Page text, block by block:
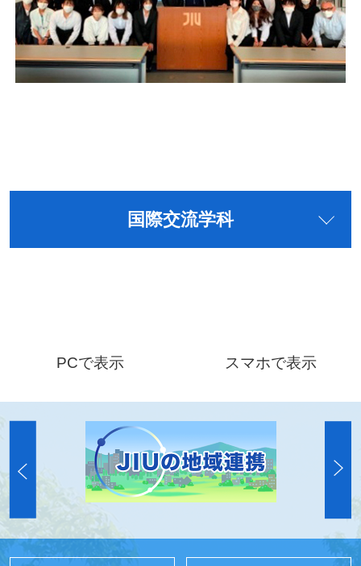
国際交流学科
PCで表示 スマホで表示